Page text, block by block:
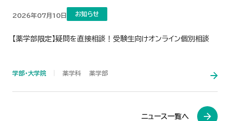
2026年07月10日 お知らせ
【薬学部限定】疑問を直接相談！受験生向けオンライン個別相談
学部・大学院 薬学科 薬学部
ニュース一覧へ